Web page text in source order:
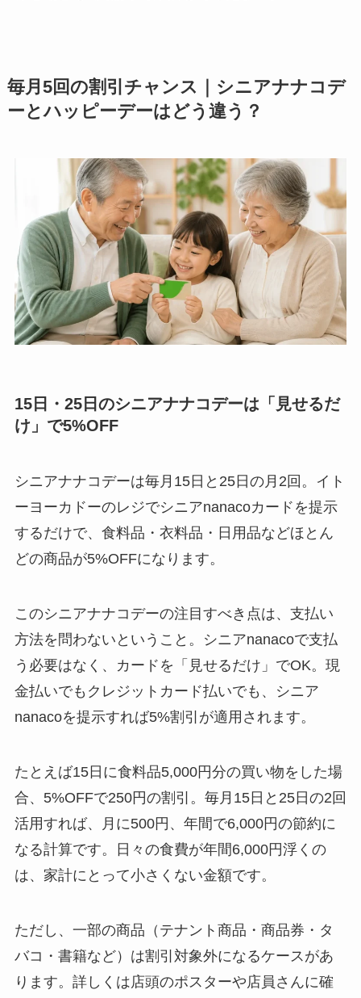
毎月5回の割引チャンス｜シニアナナコデ
ーとハッピーデーはどう違う？
15日・25日のシニアナナコデーは「見せるだ
け」で5%OFF
シニアナナコデーは毎月15日と25日の月2回。イト
ーヨーカドーのレジでシニアnanacoカードを提示
するだけで、食料品・衣料品・日用品などほとん
どの商品が5%OFFになります。
このシニアナナコデーの注目すべき点は、支払い
方法を問わないということ。シニアnanacoで支払
う必要はなく、カードを「見せるだけ」でOK。現
金払いでもクレジットカード払いでも、シニア
nanacoを提示すれば5%割引が適用されます。
たとえば15日に食料品5,000円分の買い物をした場
合、5%OFFで250円の割引。毎月15日と25日の2回
活用すれば、月に500円、年間で6,000円の節約に
なる計算です。日々の食費が年間6,000円浮くの
は、家計にとって小さくない金額です。
ただし、一部の商品（テナント商品・商品券・タ
バコ・書籍など）は割引対象外になるケースがあ
ります。詳しくは店頭のポスターや店員さんに確